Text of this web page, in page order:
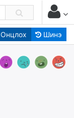
Онцлох Шинэ